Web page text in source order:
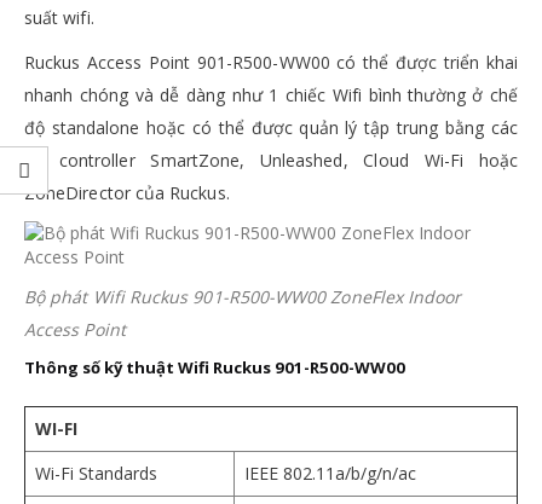
suất wifi.
Ruckus Access Point 901-R500-WW00 có thể được triển khai
nhanh chóng và dễ dàng như 1 chiếc Wifi bình thường ở chế
độ standalone hoặc có thể được quản lý tập trung bằng các
bộ controller SmartZone, Unleashed, Cloud Wi-Fi hoặc
ZoneDirector của Ruckus.
Bộ phát Wifi Ruckus 901-R500-WW00 ZoneFlex Indoor
Access Point
Thông số kỹ thuật Wifi Ruckus 901-R500-WW00
WI-FI
Wi-Fi Standards
IEEE 802.11a/b/g/n/ac